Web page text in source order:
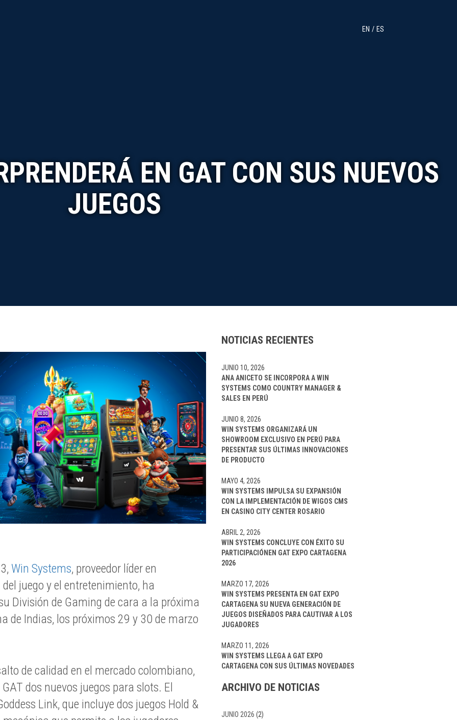
EN ES
EN GAT CON SUS NUEVOS
JUEGOS
Win Systems, proveedor líder en
juego y el entretenimiento, ha
División de Gaming de cara a la próxima
de Indias, los próximos 29 y 30 de marzo
de calidad en el mercado colombiano,
dos nuevos juegos para slots. El
Link, que incluye dos juegos Hold &
NOTICIAS RECIENTES
ANA ANICETO SE INCORPORA A WIN
SYSTEMS COMO COUNTRY MANAGER &
SALES EN PERÚ
JUNIO 10, 2026
WIN SYSTEMS ORGANIZARÁ UN
SHOWROOM EXCLUSIVO EN PERÚ PARA
PRESENTAR SUS ÚLTIMAS INNOVACIONES
DE PRODUCTO
JUNIO 8, 2026
WIN SYSTEMS IMPULSA SU EXPANSIÓN
CON LA IMPLEMENTACIÓN DE WIGOS CMS
EN CASINO CITY CENTER ROSARIO
MAYO 4, 2026
WIN SYSTEMS CONCLUYE CON ÉXITO SU
PARTICIPACIÓNEN GAT EXPO CARTAGENA
2026
ABRIL 2, 2026
WIN SYSTEMS PRESENTA EN GAT EXPO
CARTAGENA SU NUEVA GENERACIÓN DE
JUEGOS DISEÑADOS PARA CAUTIVAR A LOS
JUGADORES
MARZO 17, 2026
WIN SYSTEMS LLEGA A GAT EXPO
CARTAGENA CON SUS ÚLTIMAS NOVEDADES
MARZO 11, 2026
ARCHIVO DE NOTICIAS
JUNIO 2026 (2)